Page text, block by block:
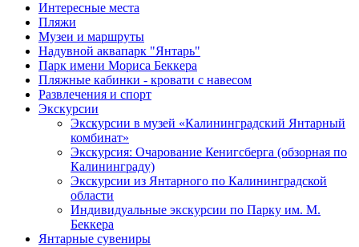
Интересные места
Пляжи
Музеи и маршруты
Надувной аквапарк "Янтарь"
Парк имени Мориса Беккера
Пляжные кабинки - кровати с навесом
Развлечения и спорт
Экскурсии
Экскурсии в музей «Калининградский Янтарный
комбинат»
Экскурсия: Очарование Кенигсберга (обзорная по
Калининграду)
Экскурсии из Янтарного по Калининградской
области
Индивидуальные экскурсии по Парку им. М.
Беккера
Янтарные сувениры